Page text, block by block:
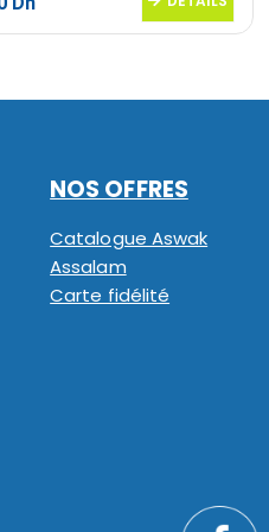
actuel
NOS OFFRES
Catalogue Aswak
Assalam
Carte fidélité